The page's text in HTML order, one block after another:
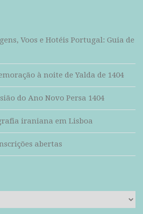
Voos e Hotéis Portugal: Guia de
à noite de Yalda de 1404
do Ano Novo Persa 1404
iraniana em Lisboa
abertas